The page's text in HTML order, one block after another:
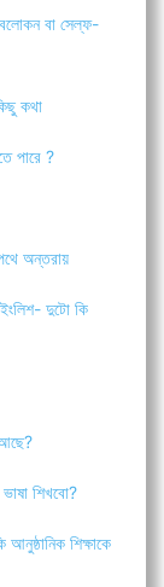
বা সেল্ফ-
কথা
পারে ?
অন্তরায়
ইংলিশ- দুটো কি
আছে?
শিখবো?
আনুষ্ঠানিক শিক্ষাকে